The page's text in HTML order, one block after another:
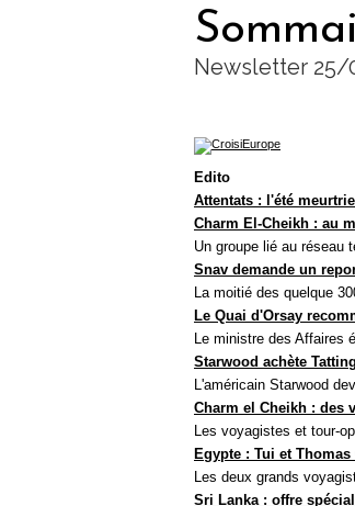
Newsletter 25/
Edito
Attentats : l'été
Charm El-Cheikh : au
Un groupe lié au réseau
Snav demande un
La moitié des quelque
Le Quai d'Orsay
Le ministre des Affaires
Starwood achète
L'américain Starwood
Charm el Cheikh : des
Les voyagistes et tour-
Egypte : Tui et
Les deux grands
Sri Lanka : offre